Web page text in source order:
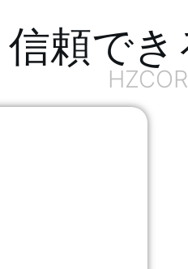
信頼で